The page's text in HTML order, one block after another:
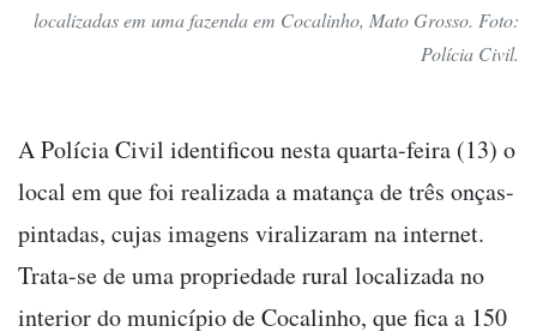
localizadas em uma fazenda em Cocalinho, Mato Grosso. Foto:
Polícia Civil.
A Polícia Civil identificou nesta quarta-feira (13) o
local em que foi realizada a matança de três onças-
pintadas, cujas imagens viralizaram na internet.
Trata-se de uma propriedade rural localizada no
interior do município de Cocalinho, que fica a 150